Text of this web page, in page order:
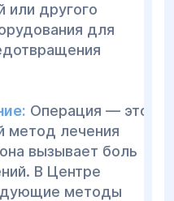
проводит
определения
Важную роль
истории
Для
быть назначены
или другого
для
Операция — это
метод лечения
вызывает боль
В Центре
методы